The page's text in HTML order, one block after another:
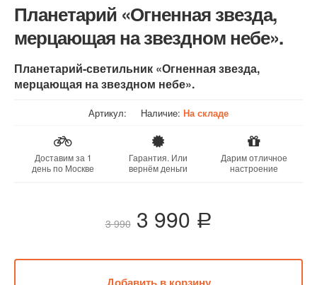
Планетарий «Огненная звезда,
мерцающая на звездном небе».
Планетарий-светильник «Огненная звезда,
мерцающая на звездном небе».
Артикул: Наличие:На складе
Доставим за 1
день по Москве
Гарантия. Или
вернём деньги
Дарим отличное
настроение
3 990 3 990 a